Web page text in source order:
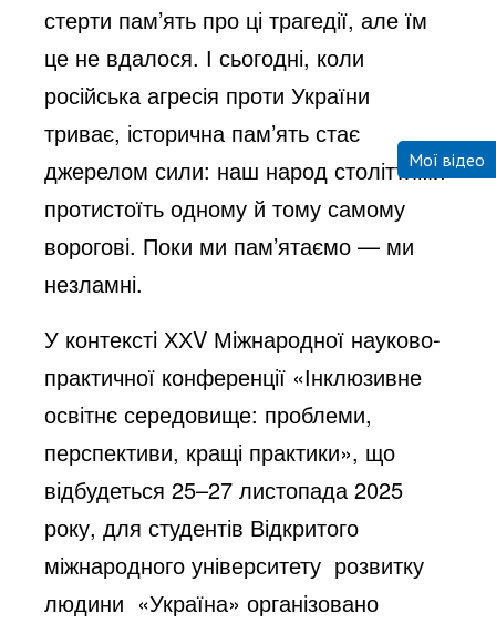
стерти пам’ять про ці трагедії, але їм
це не вдалося. І сьогодні, коли
російська агресія проти України
триває, історична пам’ять стає
джерелом сили: наш народ століттями
протистоїть одному й тому самому
ворогові. Поки ми пам’ятаємо — ми
незламні.
У контексті ХХV Міжнародної науково-
практичної конференції «Інклюзивне
освітнє середовище: проблеми,
перспективи, кращі практики», що
відбудеться 25–27 листопада 2025
року, для студентів Відкритого
міжнародного університету розвитку
людини «Україна» організовано
Мої відео